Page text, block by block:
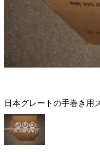
日本グレートの手巻き用